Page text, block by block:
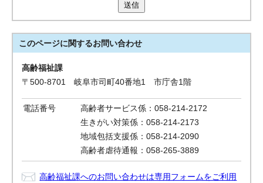
送信
このページに関するお問い合わせ
高齢福祉課
〒500-8701 岐阜市司町40番地1 市庁舎1階
電話番号
高齢者サービス係：058-214-2172
生きがい対策係：058-214-2173
地域包括支援係：058-214-2090
高齢者虐待通報：058-265-3889
高齢福祉課へのお問い合わせは専用フォームをご利用